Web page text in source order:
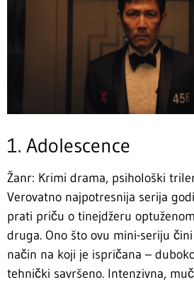
1. Adolescence
Žanr: Krimi drama, psihološki
Verovatno najpotresnija serija
prati priču o tinejdžeru
druga. Ono što ovu mini-seriju
način na koji je ispričana –
tehnički savršeno. Intenzivna,